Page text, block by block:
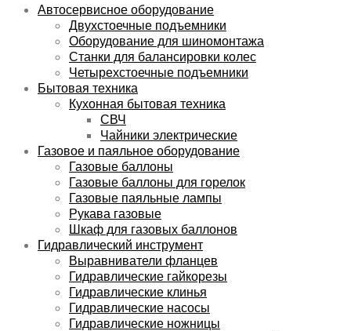
Автосервисное оборудование
Двухстоечные подъемники
Оборудование для шиномонтажа
Станки для балансировки колес
Четырехстоечные подъемники
Бытовая техника
Кухонная бытовая техника
СВЧ
Чайники электрические
Газовое и паяльное оборудование
Газовые баллоны
Газовые баллоны для горелок
Газовые паяльные лампы
Рукава газовые
Шкаф для газовых баллонов
Гидравлический инструмент
Выравниватели фланцев
Гидравлические гайкорезы
Гидравлические клинья
Гидравлические насосы
Гидравлические ножницы